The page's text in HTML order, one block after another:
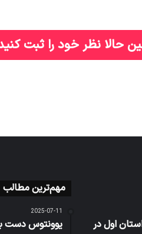
حالا نظر خود را ثبت
مجدد به بانکها؛ گیلان باید جزء ۱۰ استان اول در
مهم‌ترین مطالب
2025-07-11
یوونتوس دست